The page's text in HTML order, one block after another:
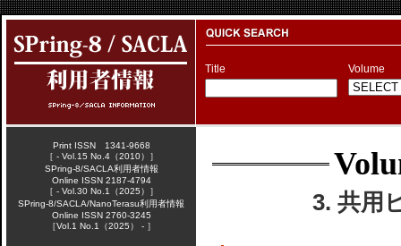
Title Volume
3. 共用
Print ISSN 1341-9668
［ - Vol.15 No.4（2010）］
SPring-8/SACLA利用者情報
Online ISSN 2187-4794
［ - Vol.30 No.1（2025）］
SPring-8/SACLA/NanoTerasu利用者情報
Online ISSN 2760-3245
［Vol.1 No.1（2025） - ］